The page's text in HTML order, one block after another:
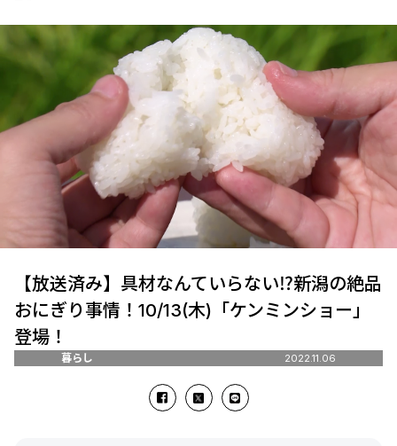
【放送済み】具材なんていらない⁉新潟の絶品
おにぎり事情！10/13(木)「ケンミンショー」
登場！
暮らし 2022.11.06